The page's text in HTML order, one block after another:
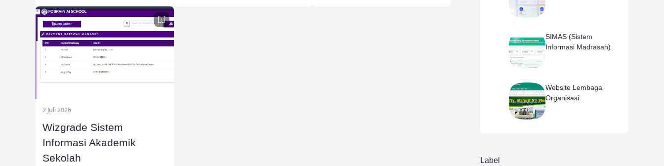
2 Juli 2026
Wizgrade Sistem
Informasi Akademik
Sekolah
SIMAS (Sistem
Informasi Madrasah)
Website Lembaga
Organisasi
Label